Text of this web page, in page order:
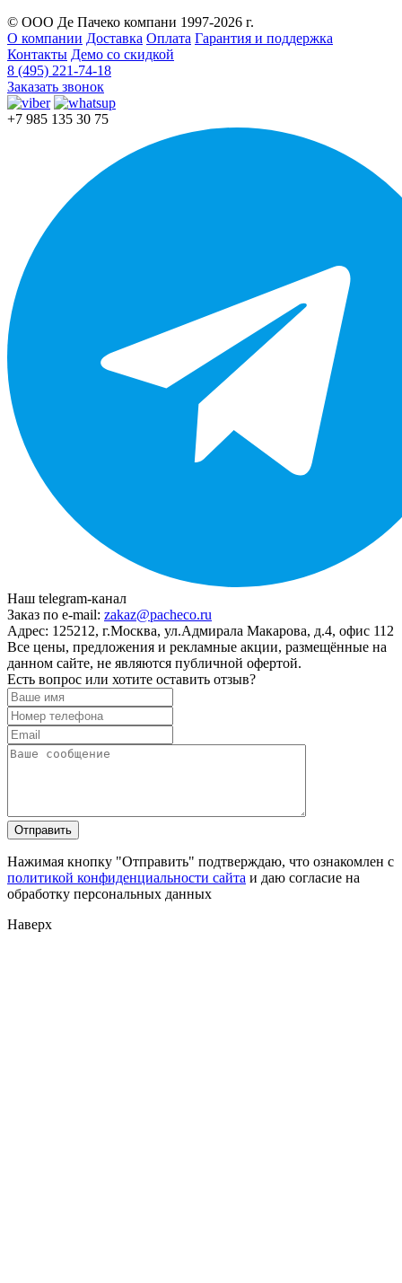
© ООО Де Пачеко компани 1997-2026 г.
О компании Доставка Оплата Гарантия и поддержка
Контакты Демо со скидкой
8 (495) 221-74-18
Заказать звонок
+7 985 135 30 75
Наш telegram-канал
Заказ по e-mail: zakaz@pacheco.ru
Адрес: 125212, г.Москва, ул.Адмирала Макарова, д.4, офис 112
Все цены, предложения и рекламные акции, размещённые на
данном сайте, не являются публичной офертой.
Есть вопрос или хотите оставить отзыв?
Нажимая кнопку "Отправить" подтверждаю, что ознакомлен с
политикой конфиденциальности сайта и даю согласие на
обработку персональных данных
Наверх